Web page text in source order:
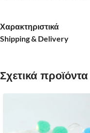
Χαρακτηριστικά
Shipping & Delivery
Σχετικά προϊόντα